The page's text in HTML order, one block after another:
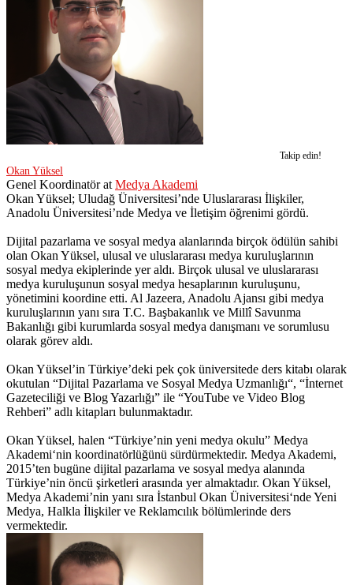
Takip edin!
Okan Yüksel
Genel Koordinatörat Medya Akademi
Okan Yüksel; Uludağ Üniversitesi’nde Uluslararası İlişkiler,
Anadolu Üniversitesi’nde Medya ve İletişim öğrenimi gördü.
Dijital pazarlama ve sosyal medya alanlarında birçok ödülün sahibi
olan Okan Yüksel, ulusal ve uluslararası medya kuruluşlarının
sosyal medya ekiplerinde yer aldı. Birçok ulusal ve uluslararası
medya kuruluşunun sosyal medya hesaplarının kuruluşunu,
yönetimini koordine etti. Al Jazeera, Anadolu Ajansı gibi medya
kuruluşlarının yanı sıra T.C. Başbakanlık ve Millî Savunma
Bakanlığı gibi kurumlarda sosyal medya danışmanı ve sorumlusu
olarak görev aldı.
Okan Yüksel’in Türkiye’deki pek çok üniversitede ders kitabı olarak
okutulan “Dijital Pazarlama ve Sosyal Medya Uzmanlığı“, “İnternet
Gazeteciliği ve Blog Yazarlığı” ile “YouTube ve Video Blog
Rehberi” adlı kitapları bulunmaktadır.
Okan Yüksel, halen “Türkiye’nin yeni medya okulu” Medya
Akademi‘nin koordinatörlüğünü sürdürmektedir. Medya Akademi,
2015’ten bugüne dijital pazarlama ve sosyal medya alanında
Türkiye’nin öncü şirketleri arasında yer almaktadır. Okan Yüksel,
Medya Akademi’nin yanı sıra İstanbul Okan Üniversitesi‘nde Yeni
Medya, Halkla İlişkiler ve Reklamcılık bölümlerinde ders
vermektedir.